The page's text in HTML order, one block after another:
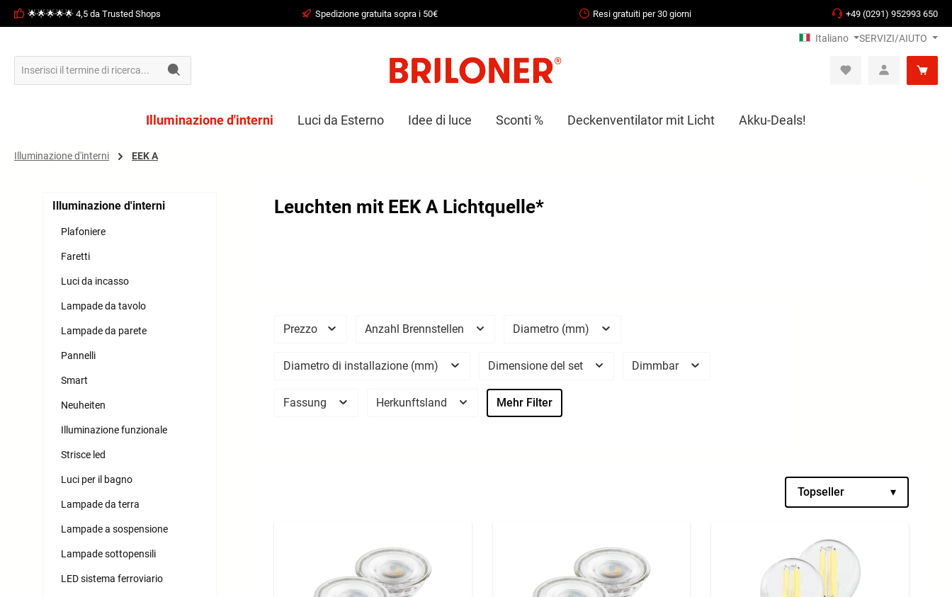
Passa alla navigazione principale
🌟🌟🌟🌟🌟 4,5 da Trusted Shops Spedizione gratuita sopra i 50€ Resi gratuiti per 30 giorni +49 (0291) 952993 650
Italiano SERVIZI/AIUTO
Illuminazione d'interni Luci da Esterno Idee di luce Sconti % Deckenventilator mit Licht Akku-Deals!
Illuminazione d'interni EEK A
Illuminazione d'interni
Plafoniere
Faretti
Luci da incasso
Lampade da tavolo
Lampade da parete
Pannelli
Smart
Neuheiten
Illuminazione funzionale
Strisce led
Luci per il bagno
Lampade da terra
Lampade a sospensione
Lampade sottopensili
LED sistema ferroviario
Leuchten mit EEK A Lichtquelle*
Prezzo Anzahl Brennstellen Diametro (mm)
Diametro di installazione (mm) Dimensione del set Dimmbar
Fassung Herkunftsland Mehr Filter
Topseller ▾